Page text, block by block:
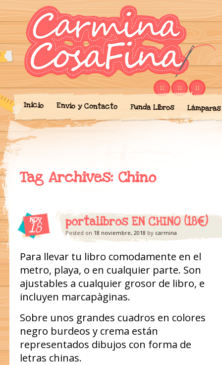
'Cosicas' de
Blog donde expongo mis
portalibros, mochilas,
cariño.
Inicio Envío y Contacto Funda Libros Lámparas
Tag Archives: Chino
NOV
18 portalibros EN CHINO (18€)
Posted on 18 noviembre, 2018 by carmina
Para llevar tu libro comodamente en el
metro, playa, o en cualquier parte. Son
ajustables a cualquier grosor de libro, e
incluyen marcapàginas.
Sobre unos grandes cuadros en colores
negro burdeos y crema están
representados dibujos con forma de
letras chinas.